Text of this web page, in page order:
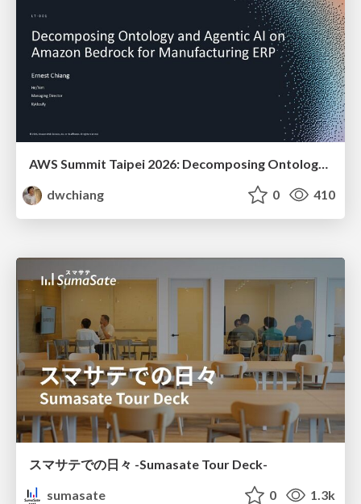
dwchiang
0 410
スマサテでの日々 -Sumasate Tour Deck-
sumasate
0 1.3k